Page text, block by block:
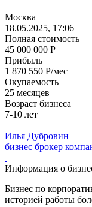
Москва
18.05.2025, 17:06
Полная стоимость
45 000 000 Р
Прибыль
1 870 550 Р/мес
Окупаемость
25 месяцев
Возраст бизнеса
7-10 лет
Илья Дубровин
бизнес брокер
Информация о
Бизнес по
историей работы